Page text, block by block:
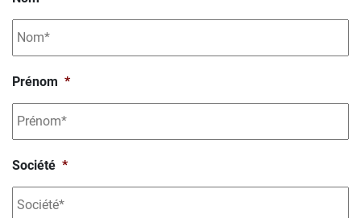
Prénom *
Société *